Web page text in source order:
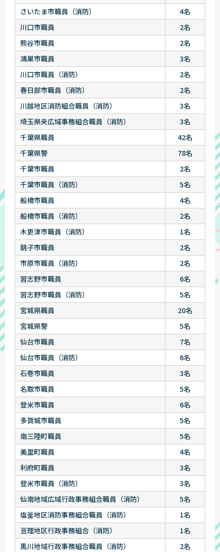
さいたま市職員（消防）
4名
川口市職員
2名
熊谷市職員
2名
鴻巣市職員
3名
川口市職員（消防）
2名
春日部市職員（消防）
2名
川越地区消防組合職員（消防）
3名
埼玉県央広域事務組合職員（消防）
3名
千葉県職員
42名
千葉県警
78名
千葉市職員
2名
千葉市職員（消防）
5名
船橋市職員
4名
船橋市職員（消防）
2名
木更津市職員（消防）
1名
銚子市職員
2名
市原市職員（消防）
2名
習志野市職員
6名
習志野市職員（消防）
5名
宮城県職員
20名
宮城県警
5名
仙台市職員
7名
仙台市職員（消防）
6名
石巻市職員
3名
名取市職員
5名
登米市職員
6名
多賀城市職員
5名
南三陸町職員
5名
美里町職員
4名
利府町職員
3名
登米市職員（消防）
3名
仙南地域広域行政事務組合職員（消防）
5名
塩釜地区消防事務組合職員（消防）
1名
亘理地区行政事務組合（消防）
1名
黒川地域行政事務組合職員（消防）
2名